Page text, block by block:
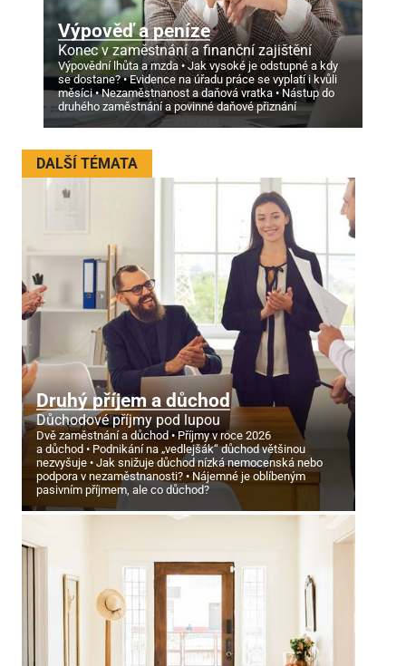
Výpověď a peníze
Konec v zaměstnání a finanční zajištění
Výpovědní lhůta a mzda
Jak vysoké je odstupné a kdy
se dostane?
Evidence na úřadu práce se vyplatí i kvůli
měsíci
Nezaměstnanost a daňová vratka
Nástup do
druhého zaměstnání a povinné daňové přiznání
DALŠÍ TÉMATA
Druhý příjem a důchod
Důchodové příjmy pod lupou
Dvě zaměstnání a důchod
Příjmy v roce 2026
a důchod
Podnikání na „vedlejšák“ důchod většinou
nezvyšuje
Jak snižuje důchod nízká nemocenská nebo
podpora v nezaměstnanosti?
Nájemné je oblíbeným
pasivním příjmem, ale co důchod?